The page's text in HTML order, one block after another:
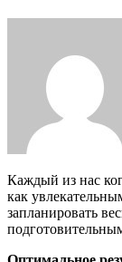
Каждый из нас когда-либо сталкивался с необходимостью обновления интерьера, и ремонтные работы могут оказаться
как
запланировать